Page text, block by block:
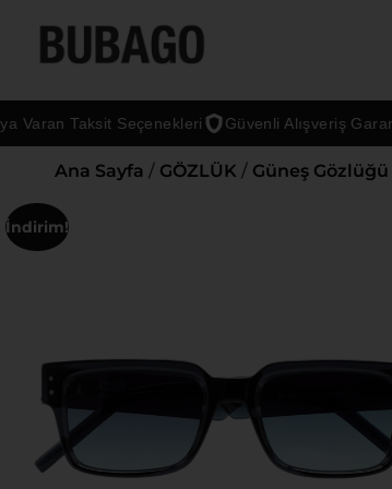
Taksit Seçenekleri Güvenli Alışveriş Garantisi
Ana Sayfa / GÖZLÜK / Güneş Gözlüğü
İndirim!